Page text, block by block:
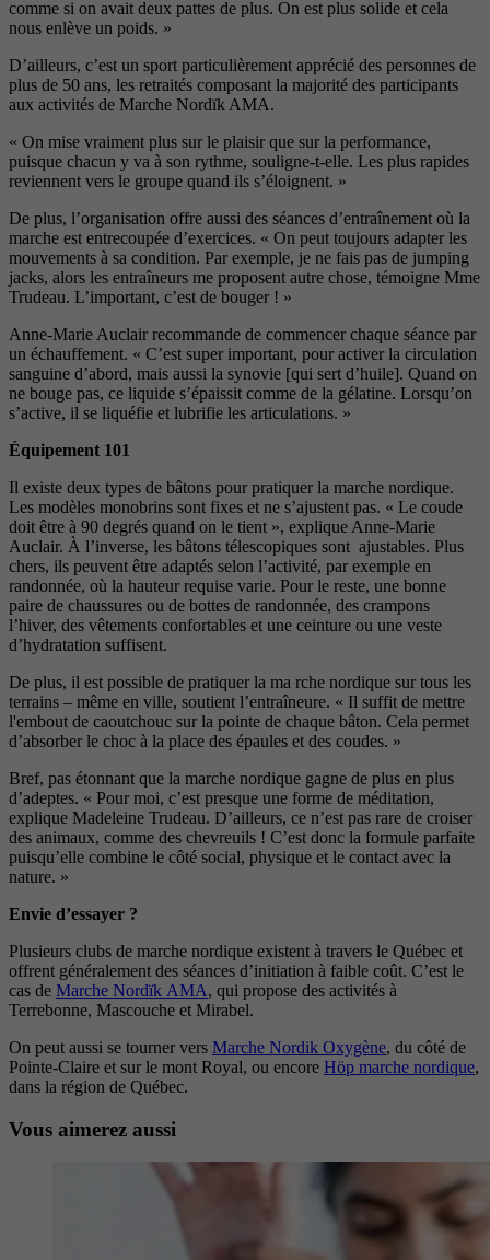
comme si on avait deux pattes de plus. On est plus solide et cela
nous enlève un poids. »
D’ailleurs, c’est un sport particulièrement apprécié des personnes de
plus de 50 ans, les retraités composant la majorité des participants
aux activités de Marche Nordïk AMA.
« On mise vraiment plus sur le plaisir que sur la performance,
puisque chacun y va à son rythme, souligne-t-elle. Les plus rapides
reviennent vers le groupe quand ils s’éloignent. »
De plus, l’organisation offre aussi des séances d’entraînement où la
marche est entrecoupée d’exercices. « On peut toujours adapter les
mouvements à sa condition. Par exemple, je ne fais pas de jumping
jacks, alors les entraîneurs me proposent autre chose, témoigne Mme
Trudeau. L’important, c’est de bouger ! »
Anne-Marie Auclair recommande de commencer chaque séance par
un échauffement. « C’est super important, pour activer la circulation
sanguine d’abord, mais aussi la synovie [qui sert d’huile]. Quand on
ne bouge pas, ce liquide s’épaissit comme de la gélatine. Lorsqu’on
s’active, il se liquéfie et lubrifie les articulations. »
Équipement 101
Il existe deux types de bâtons pour pratiquer la marche nordique.
Les modèles monobrins sont fixes et ne s’ajustent pas. « Le coude
doit être à 90 degrés quand on le tient », explique Anne-Marie
Auclair. À l’inverse, les bâtons télescopiques sont ajustables. Plus
chers, ils peuvent être adaptés selon l’activité, par exemple en
randonnée, où la hauteur requise varie. Pour le reste, une bonne
paire de chaussures ou de bottes de randonnée, des crampons
l’hiver, des vêtements confortables et une ceinture ou une veste
d’hydratation suffisent.
De plus, il est possible de pratiquer la ma rche nordique sur tous les
terrains – même en ville, soutient l’entraîneure. « Il suffit de mettre
l'embout de caoutchouc sur la pointe de chaque bâton. Cela permet
d’absorber le choc à la place des épaules et des coudes. »
Bref, pas étonnant que la marche nordique gagne de plus en plus
d’adeptes. « Pour moi, c’est presque une forme de méditation,
explique Madeleine Trudeau. D’ailleurs, ce n’est pas rare de croiser
des animaux, comme des chevreuils ! C’est donc la formule parfaite
puisqu’elle combine le côté social, physique et le contact avec la
nature. »
Envie d’essayer ?
Plusieurs clubs de marche nordique existent à travers le Québec et
offrent généralement des séances d’initiation à faible coût. C’est le
cas de Marche Nordïk AMA, qui propose des activités à
Terrebonne, Mascouche et Mirabel.
On peut aussi se tourner vers Marche Nordik Oxygène, du côté de
Pointe-Claire et sur le mont Royal, ou encore Höp marche nordique,
dans la région de Québec.
Vous aimerez aussi